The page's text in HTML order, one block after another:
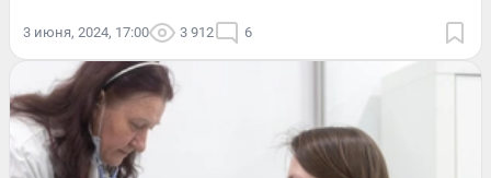
3 июня, 2024, 17:00 3 912 6